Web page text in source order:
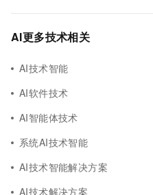
AI更多技术相关
AI技术智能
AI软件技术
AI智能体技术
系统AI技术智能
AI技术智能解决方案
AI技术解决方案